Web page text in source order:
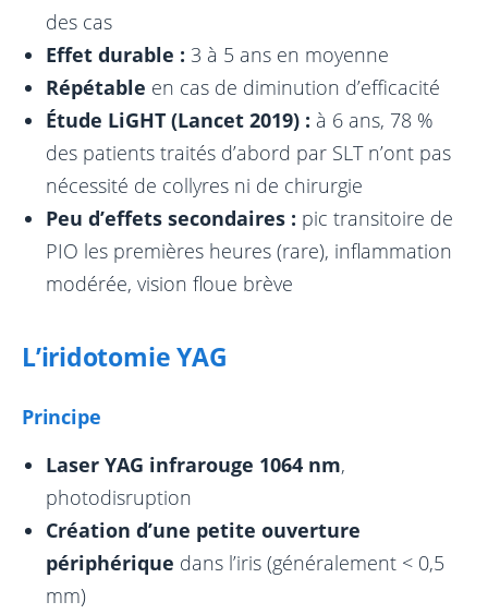
des cas
Effet durable : 3 à 5 ans en moyenne
Répétable en cas de diminution d’efficacité
Étude LiGHT (Lancet 2019) : à 6 ans, 78 %
des patients traités d’abord par SLT n’ont pas
nécessité de collyres ni de chirurgie
Peu d’effets secondaires : pic transitoire de
PIO les premières heures (rare), inflammation
modérée, vision floue brève
L’iridotomie YAG
Principe
Laser YAG infrarouge 1064 nm,
photodisruption
Création d’une petite ouverture
périphérique dans l’iris (généralement < 0,5
mm)